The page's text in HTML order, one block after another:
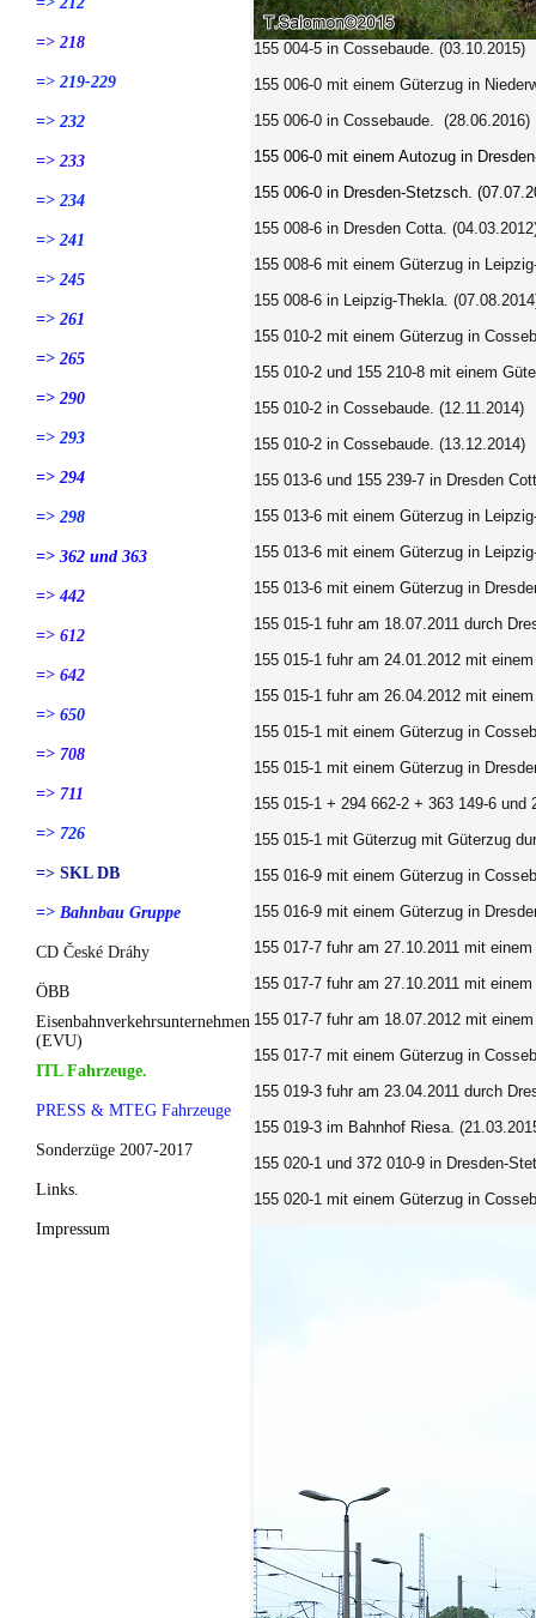
=> 218
=> 219-229
=> 232
=> 233
=> 234
=> 241
=> 245
=> 261
=> 265
=> 290
=> 293
=> 294
=> 298
=> 362 und 363
=> 442
=> 612
=> 642
=> 650
=> 708
=> 711
=> 726
=> SKL DB
=> Bahnbau Gruppe
CD České Dráhy
ÖBB
Eisenbahnverkehrsunternehmen
(EVU)
ITL Fahrzeuge.
PRESS & MTEG Fahrzeuge
Sonderzüge 2007-2017
Links.
Impressum
155 004-5 in Cossebaude. (03.10.2015)
155 006-0 mit einem Güterzug in
155 006-0 in Cossebaude. (28.06.2016)
155 006-0 mit einem Autozug in
155 006-0 in Dresden-Stetzsch.
155 008-6 in Dresden Cotta.
155 008-6 mit einem Güterzug in
155 008-6 in Leipzig-Thekla.
155 010-2 mit einem Güterzug in
155 010-2 und 155 210-8 mit einem
155 010-2 in Cossebaude. (12.11.2014)
155 010-2 in Cossebaude. (13.12.2014)
155 013-6 und 155 239-7 in Dresden
155 013-6 mit einem Güterzug in
155 013-6 mit einem Güterzug in
155 013-6 mit einem Güterzug in
155 015-1 fuhr am 18.07.2011 durch
155 015-1 fuhr am 24.01.2012 mit
155 015-1 fuhr am 26.04.2012 mit
155 015-1 mit einem Güterzug in
155 015-1 mit einem Güterzug in
155 015-1 + 294 662-2 + 363 149-6
155 015-1 mit Güterzug mit Güterzug
155 016-9 mit einem Güterzug in
155 016-9 mit einem Güterzug in
155 017-7 fuhr am 27.10.2011 mit
155 017-7 fuhr am 27.10.2011 mit
155 017-7 fuhr am 18.07.2012 mit
155 017-7 mit einem Güterzug in
155 019-3 fuhr am 23.04.2011 durch
155 019-3 im Bahnhof Riesa.
155 020-1 und 372 010-9 in Dresden-
155 020-1 mit einem Güterzug in